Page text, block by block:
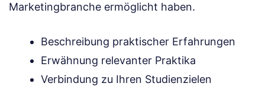
Marketingbranche ermöglicht haben.
Beschreibung praktischer Erfahrungen
Erwähnung relevanter Praktika
Verbindung zu Ihren Studienzielen